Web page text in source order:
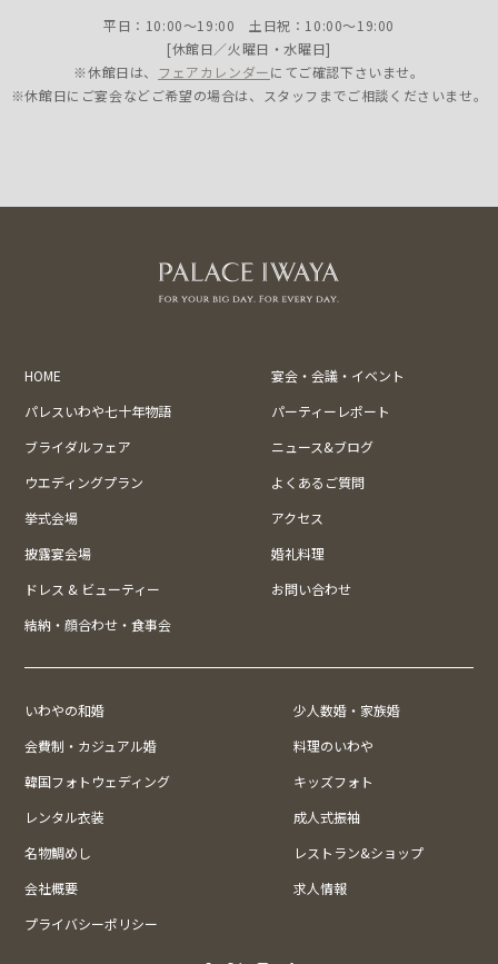
平日：10:00〜19:00 土日祝：10:00〜19:00
[休館日／火曜日・水曜日]
※休館日は、 フェアカレンダーにてご確認下さいませ。
※休館日にご宴会などご希望の場合は、スタッフまでご相談くださいませ。
HOME
宴会・会議・イベント
パレスいわや七十年物語
パーティーレポート
ブライダルフェア
ニュース&ブログ
ウエディングプラン
よくあるご質問
挙式会場
アクセス
披露宴会場
婚礼料理
ドレス & ビューティー
お問い合わせ
結納・顔合わせ・食事会
いわやの和婚
少人数婚・家族婚
会費制・カジュアル婚
料理のいわや
韓国フォトウェディング
キッズフォト
レンタル衣装
成人式振袖
名物鯛めし
レストラン&ショップ
会社概要
求人情報
プライバシーポリシー